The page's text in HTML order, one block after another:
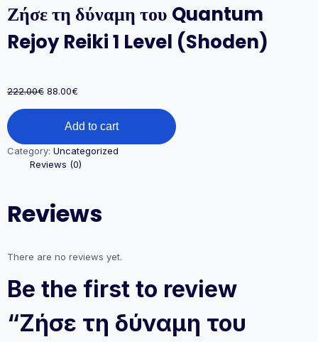
Ζήσε τη δύναμη του Quantum
Rejoy Reiki 1 Level (Shoden)
222.00€ Original
222.00€.
88.00€
88.00€.
Ζήσε
τη
δύναμη
του
Quantum
1
Level
Add to cart
Category: Uncategorized
Reviews (0)
Reviews
There are no reviews yet.
Be the first to review
“Ζήσε τη δύναμη του